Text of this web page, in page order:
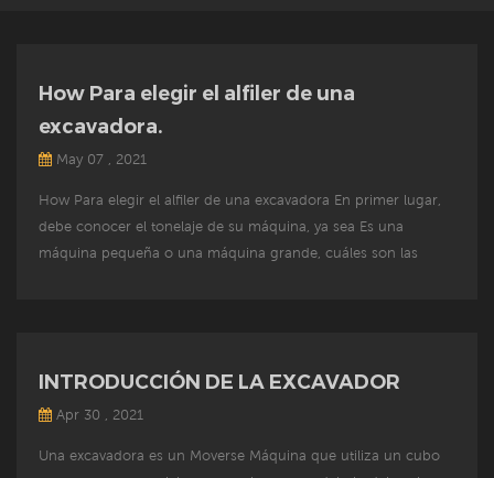
How Para elegir el alfiler de una
excavadora.
May 07 , 2021
How Para elegir el alfiler de una excavadora En primer lugar,
debe conocer el tonelaje de su máquina, ya sea Es una
máquina pequeña o una máquina grande, cuáles son las
procesado directa...
INTRODUCCIÓN DE LA EXCAVADOR
Apr 30 , 2021
Una excavadora es un Moverse Máquina que utiliza un cubo